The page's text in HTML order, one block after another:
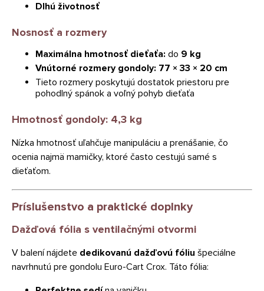
Dlhú životnosť
Nosnosť a rozmery
Maximálna hmotnosť dieťaťa: do 9 kg
Vnútorné rozmery gondoly: 77 × 33 × 20 cm
Tieto rozmery poskytujú dostatok priestoru pre
pohodlný spánok a voľný pohyb dieťaťa
Hmotnosť gondoly: 4,3 kg
Nízka hmotnosť uľahčuje manipuláciu a prenášanie, čo
ocenia najmä mamičky, ktoré často cestujú samé s
dieťaťom.
Príslušenstvo a praktické doplnky
Dažďová fólia s ventilačnými otvormi
V balení nájdete dedikovanú dažďovú fóliu špeciálne
navrhnutú pre gondolu Euro-Cart Crox. Táto fólia: